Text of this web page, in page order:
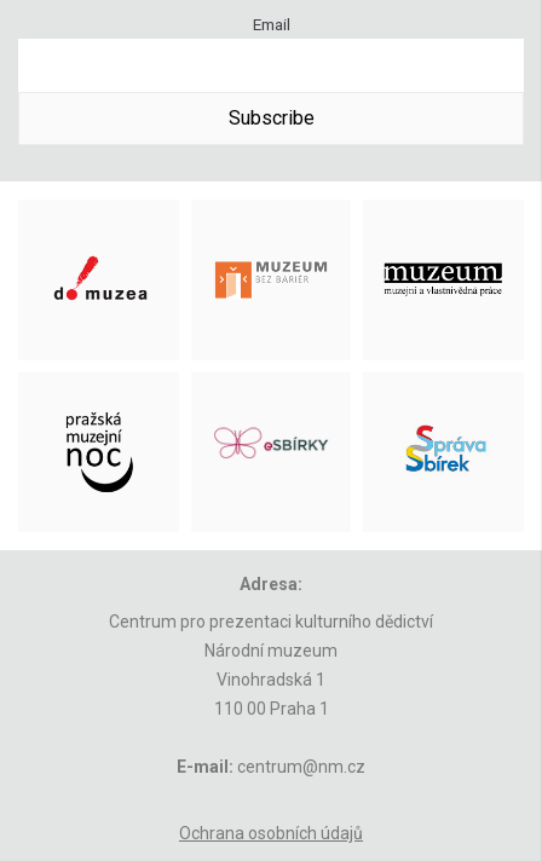
Email
Subscribe
Adresa:
Centrum pro prezentaci kulturního dědictví
Národní muzeum
Vinohradská 1
110 00 Praha 1
E-mail: centrum@nm.cz
Ochrana osobních údajů